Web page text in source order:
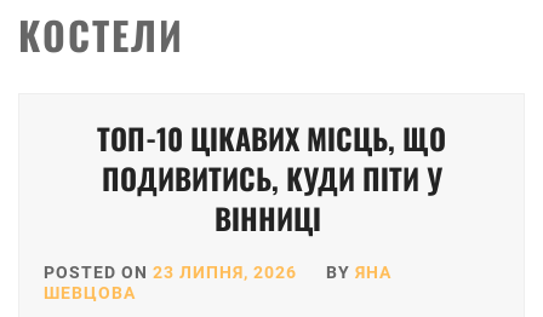
КОСТЕЛИ
ТОП-10 ЦІКАВИХ МІСЦЬ, ЩО
ПОДИВИТИСЬ, КУДИ ПІТИ У
ВІННИЦІ
POSTED ON 23 ЛИПНЯ, 2026 BY ЯНА
ШЕВЦОВА
pagination